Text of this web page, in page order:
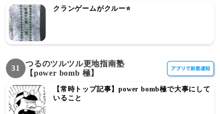
クランゲームがクルー⭐️
31
つるのツルツル更地指南塾
【power bomb 極】
【常時トップ記事】power bomb極で大事にして
いること